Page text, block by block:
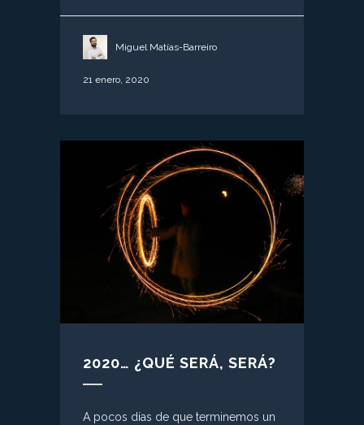
Miguel Matías-Barreiro
21 enero, 2020
2020… ¿QUÉ SERÁ, SERÁ?
A pocos días de que terminemos un